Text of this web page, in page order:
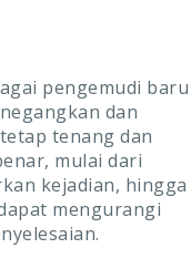
pengemudi baru
dan
tenang dan
mulai dari
kejadian, hingga
mengurangi